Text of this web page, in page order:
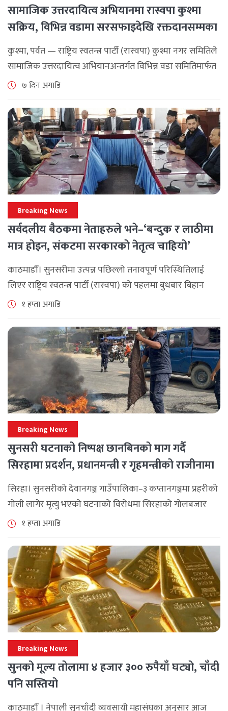
सामाजिक उत्तरदायित्व अभियानमा रास्वपा कुश्मा
सक्रिय, विभिन्न वडामा सरसफाइदेखि रक्तदानसम्मका
कार्यक्रम
कुश्मा, पर्वत — राष्ट्रिय स्वतन्त्र पार्टी (रास्वपा) कुश्मा नगर समितिले
सामाजिक उत्तरदायित्व अभियानअन्तर्गत विभिन्न वडा समितिमार्फत
समुदाय केन्द्रित र सेवामूलक कार्यक्रम सञ्चालन गरिरहेको जनाएको
७ दिन अगाडि
Breaking News
सर्वदलीय बैठकमा नेताहरुले भने–‘बन्दुक र लाठीमा
मात्र होइन, संकटमा सरकारको नेतृत्व चाहियो’
काठमाडौँ। सुनसरीमा उत्पन्न पछिल्लो तनावपूर्ण परिस्थितिलाई
लिएर राष्ट्रिय स्वतन्त्र पार्टी (रास्वपा) को पहलमा बुधबार बिहान
सिंहदरबारमा सर्वदलीय बैठक जारी छ। रास्वपाका सभापति रवि
१ हप्ता अगाडि
Breaking News
सुनसरी घटनाको निष्पक्ष छानबिनको माग गर्दै
सिरहामा प्रदर्शन, प्रधानमन्त्री र गृहमन्त्रीको राजीनामा
माग
सिरहा। सुनसरीको देवानगञ्ज गाउँपालिका–३ कप्तानगञ्जमा प्रहरीको
गोली लागेर मृत्यु भएको घटनाको विरोधमा सिरहाको गोलबजार
नगरपालिका–८ पुरानो चोक चोहर्वामा स्थानीयले प्रदर्शन गरेका
पश्चिम राजमार्ग अवरुद्ध [...]
१ हप्ता अगाडि
Breaking News
सुनको मूल्य तोलामा ४ हजार ३०० रुपैयाँ घट्यो, चाँदी
पनि सस्तियो